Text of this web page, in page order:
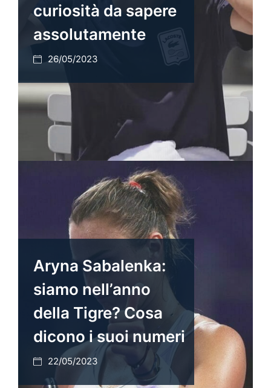
curiosità da sapere
assolutamente
26/05/2023
Aryna Sabalenka:
siamo nell’anno
della Tigre? Cosa
dicono i suoi numeri
22/05/2023